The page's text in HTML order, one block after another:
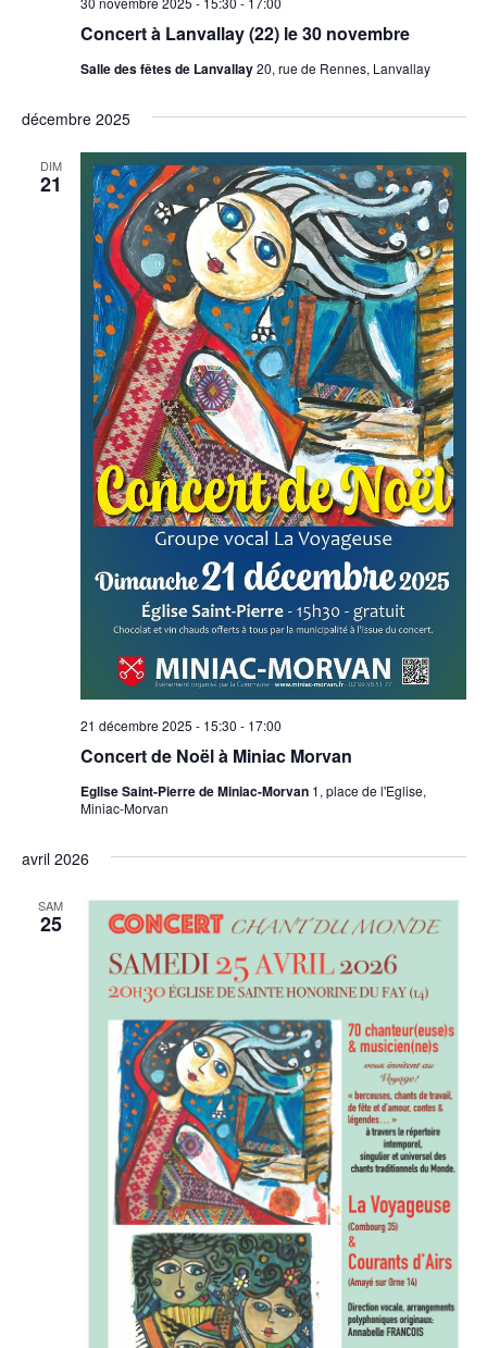
Concert à Lanvallay (22) le 30 novembre
Salle des fêtes de Lanvallay20, rue de Rennes, Lanvallay
décembre 2025
DIM
21
Concert de Noël à Miniac Morvan
21 décembre 2025 - 15:30 - 17:00
Eglise Saint-Pierre de Miniac-Morvan 1, place de l'Eglise,
Miniac-Morvan
avril 2026
SAM
25